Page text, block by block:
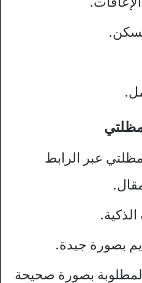
عبر الرابط
بصورة جيدة.
بصورة صحيحة